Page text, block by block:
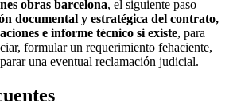
obras barcelona, el siguiente paso
documental y estratégica del contrato,
e informe técnico si existe, para
formular un requerimiento fehaciente,
una eventual reclamación judicial.